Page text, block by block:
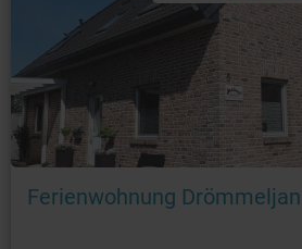
Ferienwohnung Drömmeljan